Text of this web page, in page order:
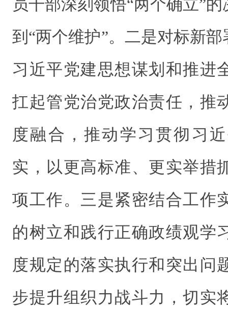
员干部深刻领悟“两个确立”
到“两个维护”。二是对标新
习近平党建思想谋划和推进
扛起管党治党政治责任，推
度融合，推动学习贯彻习
实，以更高标准、更实举措
项工作。三是紧密结合工作
的树立和践行正确政绩观学
度规定的落实执行和突出问
步提升组织力战斗力，切实